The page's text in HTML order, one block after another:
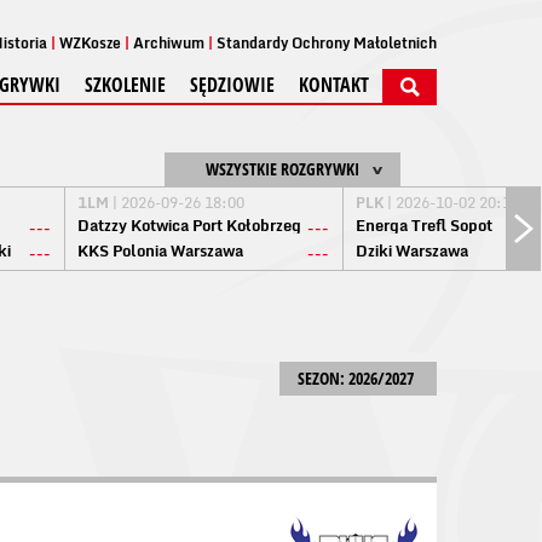
WZKosze Archiwum Standardy Ochrony Małoletnich
SZKOLENIE SĘDZIOWIE KONTAKT
WSZYSTKIE ROZGRYWKI
---
---
1LM | 2026-09-26 18:00
Datzzy Kotwica Port Kołobrzeg ---
KKS Polonia Warszawa
---
PLK | 2026-10-02 20:15
Energa Trefl Sopot
Dziki Warszawa
SEZON: 2026/2027